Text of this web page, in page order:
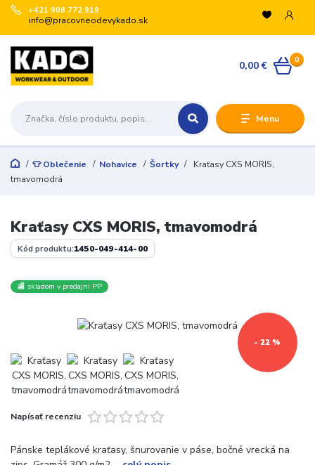
Menu
+421 908 772 919
info@pracovneodevykado.sk
0
0,00 €
👕 Oblečenie Nohavice Šortky
Kraťasy CXS MORIS,
tmavomodrá
Kraťasy CXS MORIS, tmavomodrá
Kód produktu:1450-049-414-00
🏬 skladom v predajni PP
- 22 %
Napísať recenziu
Pánske teplákové kraťasy, šnurovanie v páse, bočné vrecká na